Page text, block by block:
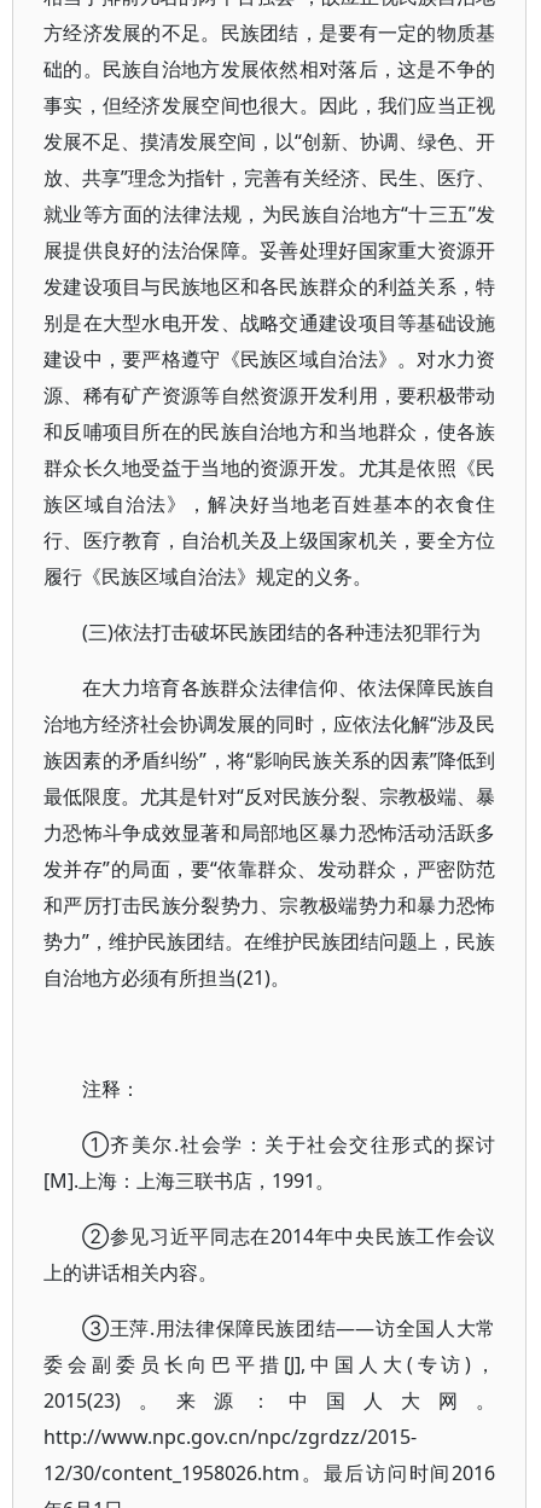
方经济发展的不足。民族团结，是要有一定的物质基
础的。民族自治地方发展依然相对落后，这是不争的
事实，但经济发展空间也很大。因此，我们应当正视
发展不足、摸清发展空间，以“创新、协调、绿色、开
放、共享”理念为指针，完善有关经济、民生、医疗、
就业等方面的法律法规，为民族自治地方“十三五”发
展提供良好的法治保障。妥善处理好国家重大资源开
发建设项目与民族地区和各民族群众的利益关系，特
别是在大型水电开发、战略交通建设项目等基础设施
建设中，要严格遵守《民族区域自治法》。对水力资
源、稀有矿产资源等自然资源开发利用，要积极带动
和反哺项目所在的民族自治地方和当地群众，使各族
群众长久地受益于当地的资源开发。尤其是依照《民
族区域自治法》，解决好当地老百姓基本的衣食住
行、医疗教育，自治机关及上级国家机关，要全方位
履行《民族区域自治法》规定的义务。
(三)依法打击破坏民族团结的各种违法犯罪行为
在大力培育各族群众法律信仰、依法保障民族自
治地方经济社会协调发展的同时，应依法化解“涉及民
族因素的矛盾纠纷”，将“影响民族关系的因素”降低到
最低限度。尤其是针对“反对民族分裂、宗教极端、暴
力恐怖斗争成效显著和局部地区暴力恐怖活动活跃多
发并存”的局面，要“依靠群众、发动群众，严密防范
和严厉打击民族分裂势力、宗教极端势力和暴力恐怖
势力”，维护民族团结。在维护民族团结问题上，民族
自治地方必须有所担当(21)。
注释：
①齐美尔.社会学：关于社会交往形式的探讨
[M].上海：上海三联书店，1991。
②参见习近平同志在2014年中央民族工作会议
上的讲话相关内容。
③王萍.用法律保障民族团结——访全国人大常
委会副委员长向巴平措[J],中国人大(专访)，
2015(23)。来源：中国人大网。
http://www.npc.gov.cn/npc/zgrdzz/2015-
12/30/content_1958026.htm。最后访问时间2016